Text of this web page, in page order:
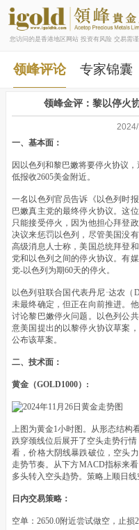
您访问的是香港地区网站 投资有风险 交易需
领峰评论 专家锦囊
领峰金评：黎以停火
一、基本面：
因以色列和黎巴嫩将要停火协议
低报收2605美金附近。
一名以色列官员告诉《以色列时
巴嫩真主党的最终停火协议。这
只能接受停火，因为他担心拜登
决议来惩罚以色列，尽管美国没
高级消息人士称，美国总统拜登
党和以色列之间的停火协议。有
党-以色列为期60天的停火。
以色列驻联合国代表丹尼·达农（
未最终确定，但正在向前推进。
讨论黎巴嫩停火问题。以色列公
意美国提出的以黎停火协议草案
公布该草案。
二、技术面：
黄金（GOLD1000）:
上图为黄金1小时图。从形态结构
跌穿颈线位后展开了空头走势行
看，价格大阴线暴跌破位，空头
走势节奏。从下方MACD指标来
多头转入空头趋势。策略上顺日
日内交易策略：
空单：2650.0附近尝试做空，止损